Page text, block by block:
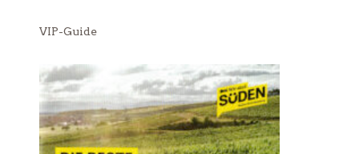
VIP-Guide